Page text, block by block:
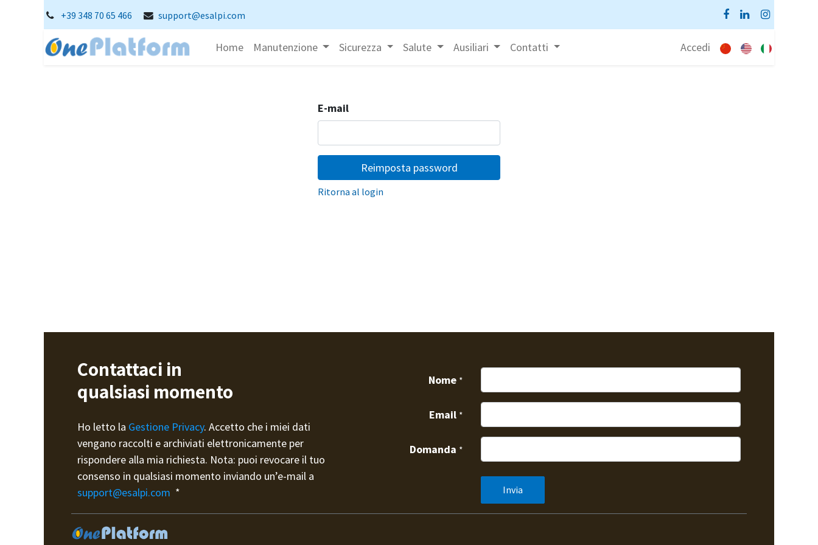
+39 348 70 65 466 support@esalpi.com
Home Manutenzione Sicurezza Salute Ausiliari Contatti Accedi
E-mail
Reimposta password
Ritorna al login
Contattaci in
qualsiasi momento
Ho letto la Gestione Privacy. Accetto che i miei dati
vengano raccolti e archiviati elettronicamente per
rispondere alla mia richiesta. Nota: puoi revocare il tuo
consenso in qualsiasi momento inviando un’e-mail a
support@esalpi.com *
Nome *
Email *
Domanda *
Invia